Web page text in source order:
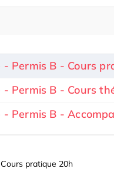
- Permis B - Cours
- Permis B - Cours
- Permis B -
Cours pratique 20h